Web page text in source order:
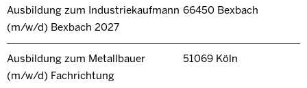
Ausbildung zum Industriekaufmann
(m/w/d) Bexbach 2027
66450 Bexbach
Ausbildung zum Metallbauer
(m/w/d) Fachrichtung
51069 Köln